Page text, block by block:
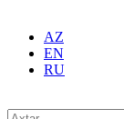
AZ
EN
RU